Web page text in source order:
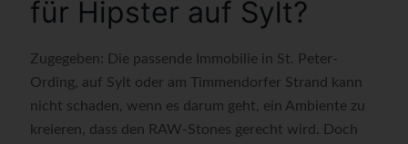
für Hipster auf Sylt?
Zugegeben: Die passende Immobilie in St. Peter-
Ording, auf Sylt oder am Timmendorfer Strand kann
nicht schaden, wenn es darum geht, ein Ambiente zu
kreieren, dass den RAW-Stones gerecht wird. Doch